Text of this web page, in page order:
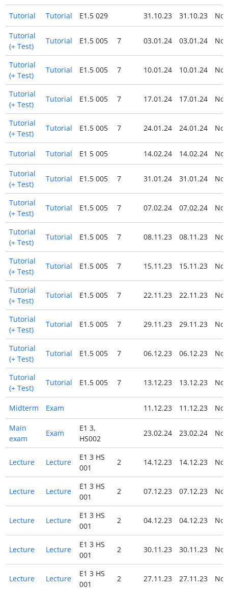
Tutorial Tutorial E1.5 029 31.10.23 31.10.23 No
Tutorial
(+ Test)
Tutorial E1.5 005 7 03.01.24 03.01.24 No
Tutorial
(+ Test)
Tutorial E1.5 005 7 10.01.24 10.01.24 No
Tutorial
(+ Test)
Tutorial E1.5 005 7 17.01.24 17.01.24 No
Tutorial
(+ Test)
Tutorial E1.5 005 7 24.01.24 24.01.24 No
Tutorial Tutorial E1 5 005 14.02.24 14.02.24 No
Tutorial
(+ Test)
Tutorial E1.5 005 7 31.01.24 31.01.24 No
Tutorial
(+ Test)
Tutorial E1.5 005 7 07.02.24 07.02.24 No
Tutorial
(+ Test)
Tutorial E1.5 005 7 08.11.23 08.11.23 No
Tutorial
(+ Test)
Tutorial E1.5 005 7 15.11.23 15.11.23 No
Tutorial
(+ Test)
Tutorial E1.5 005 7 22.11.23 22.11.23 No
Tutorial
(+ Test)
Tutorial E1.5 005 7 29.11.23 29.11.23 No
Tutorial
(+ Test)
Tutorial E1.5 005 7 06.12.23 06.12.23 No
Tutorial
(+ Test)
Tutorial E1.5 005 7 13.12.23 13.12.23 No
Midterm Exam 11.12.23 11.12.23 No
Main
exam
Exam
E1 3,
HS002
23.02.24 23.02.24 No
Lecture Lecture
E1 3 HS
001
2 14.12.23 14.12.23 No
Lecture Lecture
E1 3 HS
001
2 07.12.23 07.12.23 No
Lecture Lecture
E1 3 HS
001
2 04.12.23 04.12.23 No
Lecture Lecture
E1 3 HS
001
2 30.11.23 30.11.23 No
Lecture Lecture
E1 3 HS
001
2 27.11.23 27.11.23 No